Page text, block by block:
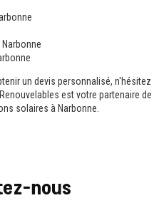
un devis personnalisé, n'hésitez
est votre partenaire de
solaires à Narbonne.
nous